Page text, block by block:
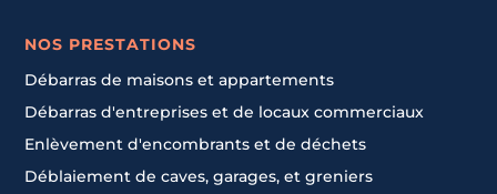
NOS PRESTATIONS
Débarras de maisons et appartements
Débarras d'entreprises et de locaux commerciaux
Enlèvement d'encombrants et de déchets
Déblaiement de caves, garages, et greniers